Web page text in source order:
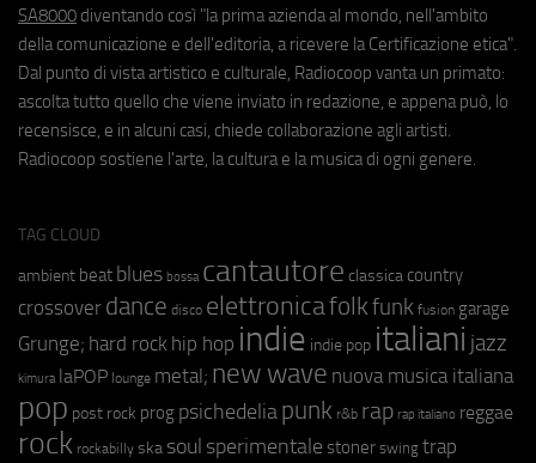
SA8000 diventando così "la prima azienda al mondo, nell'ambito
della comunicazione e dell'editoria, a ricevere la Certificazione etica".
Dal punto di vista artistico e culturale, Radiocoop vanta un primato:
ascolta tutto quello che viene inviato in redazione, e appena può, lo
recensisce, e in alcuni casi, chiede collaborazione agli artisti.
Radiocoop sostiene l'arte, la cultura e la musica di ogni genere.
TAG CLOUD
ambient beat blues bossa cantautore classica country
crossover dance disco elettronicafolkfunk fusion garage
Grunge; hard rock hip hop indie indie pop italiani jazz
kimura laPOP lounge metal; new wave nuova musica italiana
pop post rock prog psichedeliapunk r&b rap rap italiano reggae
rock rockabilly ska soul sperimentale stoner swing trap